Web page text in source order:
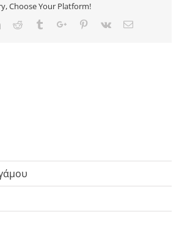
Choose Your Platform!
LinkedinReddit TumblrGoogle+Pinterest
Vk Email